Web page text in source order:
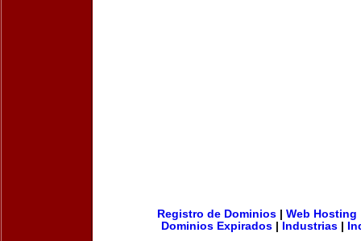
Registro de Dominios| Web Hosting
Dominios Expirados
Industrias